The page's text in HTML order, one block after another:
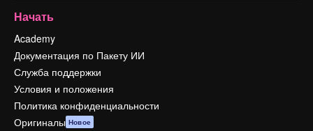
Начать
Academy
Документация по Пакету ИИ
Служба поддержки
Условия и положения
Политика конфиденциальности
Оригиналы Новое